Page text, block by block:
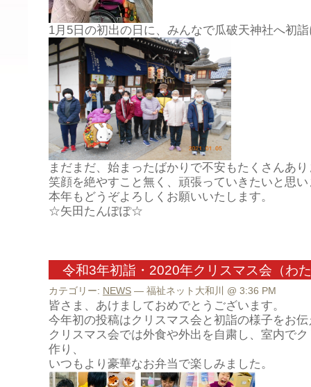
1月5日の初出の日に、みんなで瓜破天神社へ初
まだまだ、始まったばかりで不安もたくさんあ
笑顔を絶やすこと無く、頑張っていきたいと思
本年もどうぞよろしくお願いいたします。
☆矢田たんぽぽ☆
令和3年初詣・2020年クリスマス会（わ
カテゴリー: NEWS — 福祉ネット大和川 @ 3:36 PM
皆さま、あけましておめでとうございます。
今年初の投稿はクリスマス会と初詣の様子をお
クリスマス会では外食や外出を自粛し、 室内で
作り、
いつもより豪華なお弁当で楽しみました。